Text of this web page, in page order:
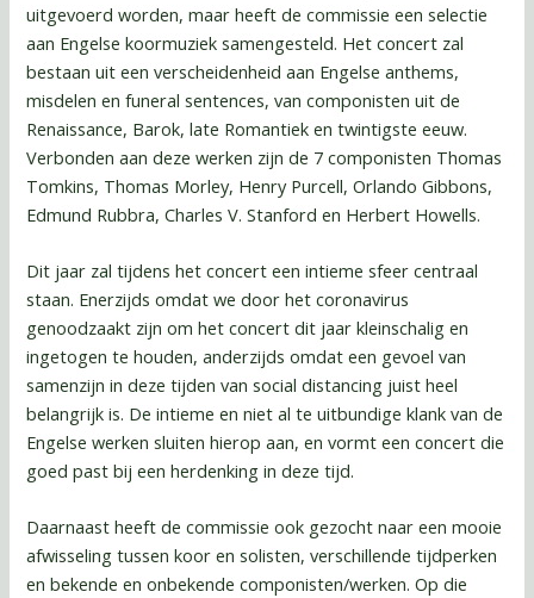
uitgevoerd worden, maar heeft de commissie een selectie
aan Engelse koormuziek samengesteld. Het concert zal
bestaan uit een verscheidenheid aan Engelse anthems,
misdelen en funeral sentences, van componisten uit de
Renaissance, Barok, late Romantiek en twintigste eeuw.
Verbonden aan deze werken zijn de 7 componisten Thomas
Tomkins, Thomas Morley, Henry Purcell, Orlando Gibbons,
Edmund Rubbra, Charles V. Stanford en Herbert Howells.
Dit jaar zal tijdens het concert een intieme sfeer centraal
staan. Enerzijds omdat we door het coronavirus
genoodzaakt zijn om het concert dit jaar kleinschalig en
ingetogen te houden, anderzijds omdat een gevoel van
samenzijn in deze tijden van social distancing juist heel
belangrijk is. De intieme en niet al te uitbundige klank van de
Engelse werken sluiten hierop aan, en vormt een concert die
goed past bij een herdenking in deze tijd.
Daarnaast heeft de commissie ook gezocht naar een mooie
afwisseling tussen koor en solisten, verschillende tijdperken
en bekende en onbekende componisten/werken. Op die